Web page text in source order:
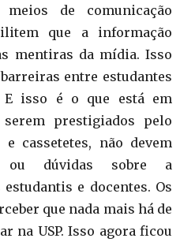
de comunicação
que a informação
mentiras da mídia. Isso
entre estudantes
E isso é o que está em
prestigiados pelo
cassetetes, não devem
ou dúvidas sobre a
e docentes. Os
que nada mais há de
na USP. Isso agora ficou